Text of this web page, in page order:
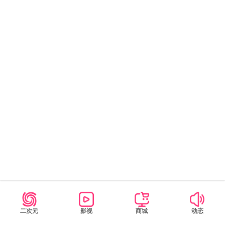
二次元 影视 商城 动态